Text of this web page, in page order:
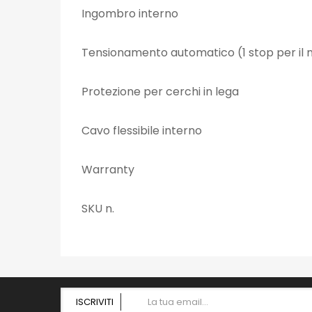
Ingombro interno
Tensionamento automatico (1 stop per il
Protezione per cerchi in lega
Cavo flessibile interno
Warranty
SKU n.
ISCRIVITI